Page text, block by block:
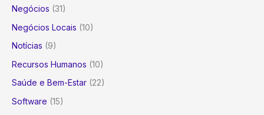
Negócios (31)
Negócios Locais (10)
Notícias (9)
Recursos Humanos (10)
Saúde e Bem-Estar (22)
Software (15)